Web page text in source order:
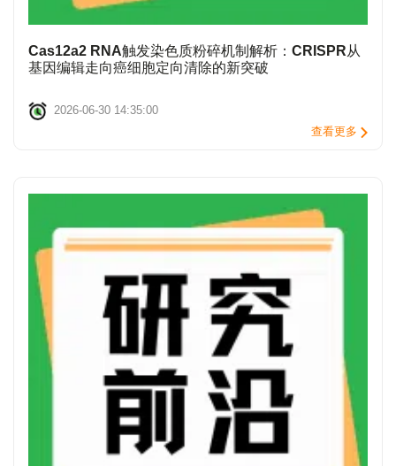
Cas12a2 RNA触发染色质粉碎机制解析：CRISPR从
基因编辑走向癌细胞定向清除的新突破
2026-06-30 14:35:00
查看更多